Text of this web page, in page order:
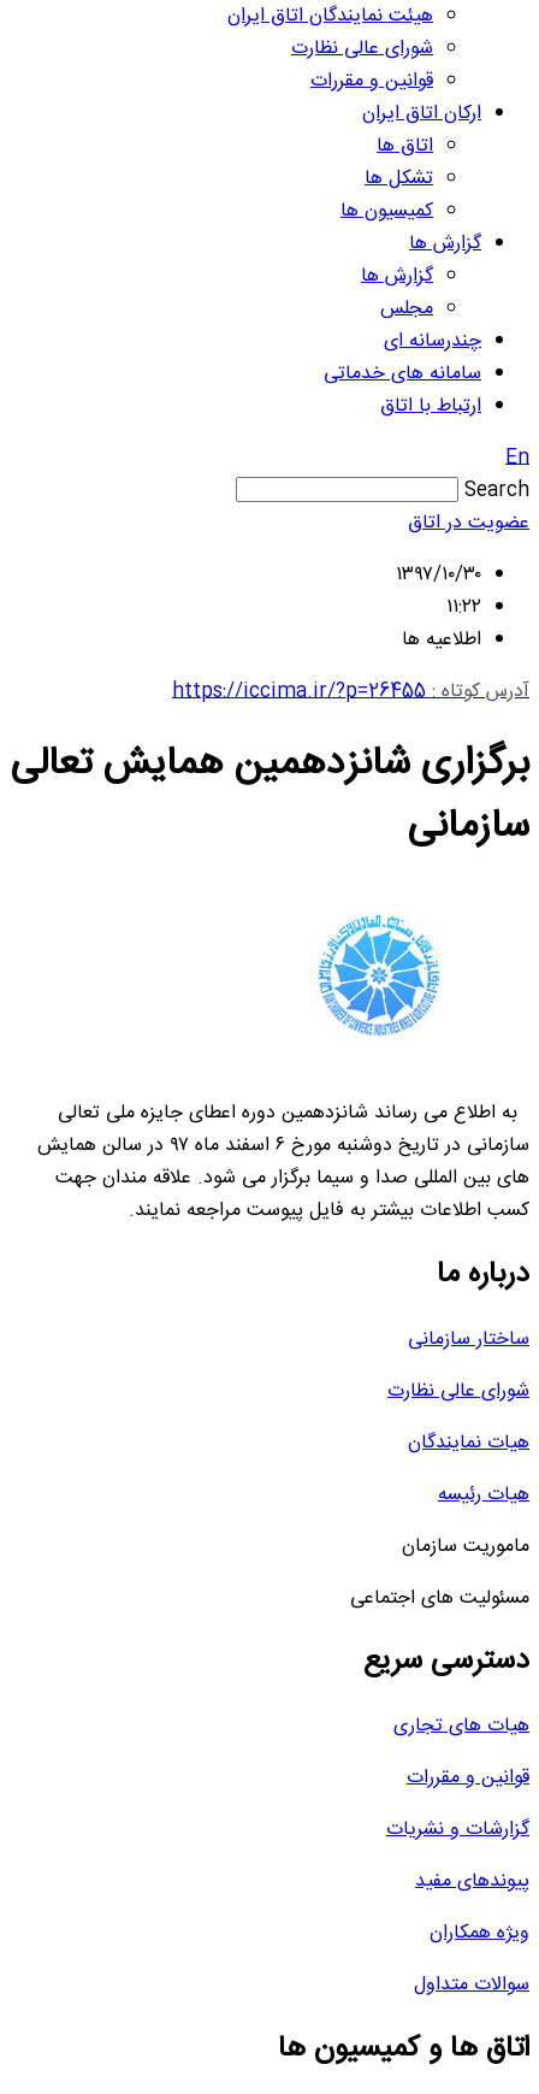
هیئت نمایندگان اتاق ایران
شورای عالی نظارت
قوانین و مقررات
ارکان اتاق ایران
اتاق ها
تشکل ها
کمیسیون ها
گزارش ها
گزارش ها
مجلس
چندرسانه ای
سامانه های خدماتی
ارتباط با اتاق
En
Search
عضویت در اتاق
۱۳۹۷/۱۰/۳۰
۱۱:۲۲
اطلاعیه ها
آدرس کوتاه :https://iccima.ir/?p=26455
برگزاری شانزدهمین همایش تعالی
سازمانی
به اطلاع می رساند شانزدهمین دوره اعطای جایزه ملی تعالی
سازمانی در تاریخ دوشنبه مورخ ۶ اسفند ماه ۹۷ در سالن همایش
های بین المللی صدا و سیما برگزار می شود. علاقه مندان جهت
کسب اطلاعات بیشتر به فایل پیوست مراجعه نمایند.
درباره ما
ساختار سازمانی
شورای عالی نظارت
هیات نمایندگان
هیات رئیسه
ماموریت سازمان
مسئولیت های اجتماعی
دسترسی سریع
هیات های تجاری
قوانین و مقررات
گزارشات و نشریات
پیوندهای مفید
ویژه همکاران
سوالات متداول
اتاق ها و کمیسیون ها